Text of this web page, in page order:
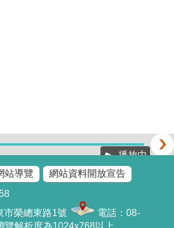
播放中
站導覽
網站資料開放宣告
市榮總東路1號
電話：08-
解析度為1024x768以上。